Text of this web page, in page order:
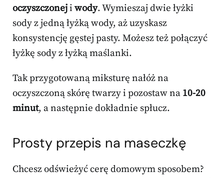
oczyszczoneji wody. Wymieszaj dwie łyżki
sody z jedną łyżką wody, aż uzyskasz
konsystencję gęstej pasty. Możesz też połączyć
łyżkę sody z łyżką maślanki.
Tak przygotowaną miksturę nałóż na
oczyszczoną skórę twarzy i pozostaw na 10-20
minut, a następnie dokładnie spłucz.
Prosty przepis na maseczkę
Chcesz odświeżyć cerę domowym sposobem?